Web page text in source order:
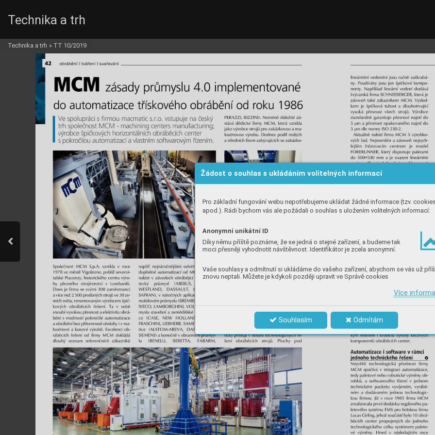
Žádost o souhlas s ukládáním volitelných informací
Pro základní fungování webu nepotřebujeme ukládat žádné informace (tzv.
apod.). Rádi bychom vás ale požádali o souhlas s uložením volitelných informací:
Anonymní unikátní ID
Díky němu příště poznáme, že se jedná o stejné zařízení, a budeme tak
moci přesněji vyhodnotit návštěvnost. Identifikátor je zcela anonymní.
Vaše souhlasy a odmítnutí si ukládáme do vašeho zařízení, abychom se vás už
znovu neptali. Můžete je kdykoli později upravit ve Správě cookies
Více
Souhlasím Odmítám
Technika a trh
Technika a trh » TT 10/2019